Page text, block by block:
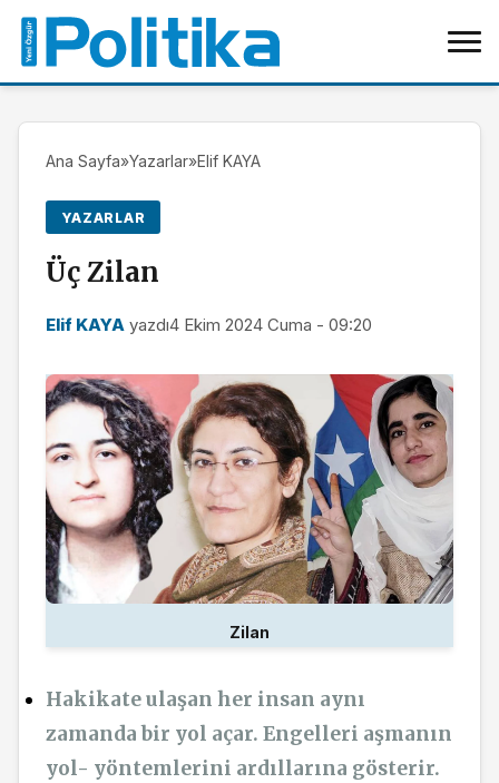
Ana Sayfa»Yazarlar»Elif KAYA
YAZARLAR
Üç Zilan
Elif KAYA yazdı4 Ekim 2024 Cuma - 09:20
Zilan
Hakikate ulaşan her insan aynı
zamanda bir yol açar. Engelleri aşmanın
yol- yöntemlerini ardıllarına gösterir.